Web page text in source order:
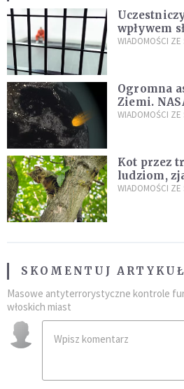
wpływem
zdanie
WIADOMOŚCI ZE
Ogromna
Ziemi.
zagrożenia
WIADOMOŚCI ZE
Kot przez
ludziom,
kaczki. W
WIADOMOŚCI ZE
SKOMENTUJ ARTYKUŁ
Masowe antyterrorystyczne kontrole
włoskich miast